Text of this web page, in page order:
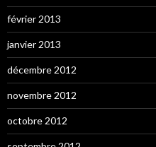
février 2013
janvier 2013
décembre 2012
novembre 2012
octobre 2012